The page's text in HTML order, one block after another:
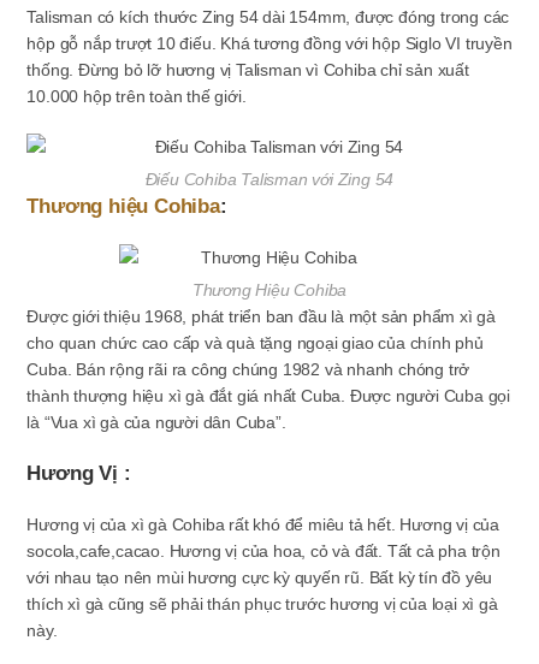
Talisman có kích thước Zing 54 dài 154mm, được đóng trong các
hộp gỗ nắp trượt 10 điếu. Khá tương đồng với hộp Siglo VI truyền
thống. Đừng bỏ lỡ hương vị Talisman vì Cohiba chỉ sản xuất
10.000 hộp trên toàn thế giới.
Điếu Cohiba Talisman với Zing 54
Thương hiệu Cohiba:
Thương Hiệu Cohiba
Được giới thiệu 1968, phát triển ban đầu là một sản phẩm xì gà
cho quan chức cao cấp và quà tặng ngoại giao của chính phủ
Cuba. Bán rộng rãi ra công chúng 1982 và nhanh chóng trở
thành thượng hiệu xì gà đắt giá nhất Cuba. Được người Cuba gọi
là “Vua xì gà của người dân Cuba”.
Hương Vị :
Hương vị của xì gà Cohiba rất khó để miêu tả hết. Hương vị của
socola,cafe,cacao. Hương vị của hoa, cỏ và đất. Tất cả pha trộn
với nhau tạo nên mùi hương cực kỳ quyến rũ. Bất kỳ tín đồ yêu
thích xì gà cũng sẽ phải thán phục trước hương vị của loại xì gà
này.